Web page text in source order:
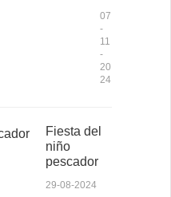
07
-
11
-
20
24
Fiesta del
niño
pescador
29-08-2024